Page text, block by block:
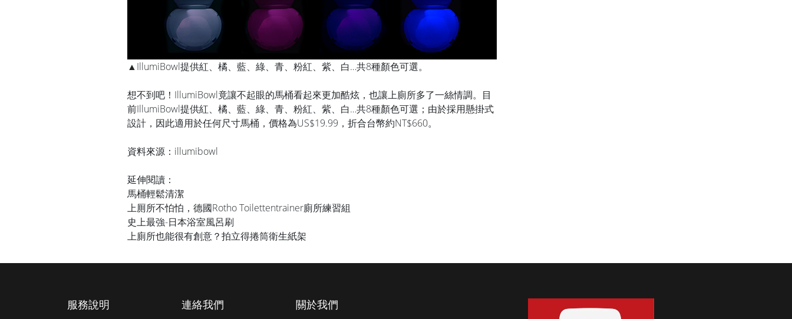
▲IllumiBowl提供紅、橘、藍、綠、青、粉紅、紫、白…共8種顏色可選。
想不到吧！IllumiBowl竟讓不起眼的馬桶看起來更加酷炫，也讓上廁所多了一絲情調。目
前IllumiBowl提供紅、橘、藍、綠、青、粉紅、紫、白…共8種顏色可選；由於採用懸掛式
設計，因此適用於任何尺寸馬桶，價格為US$19.99，折合台幣約NT$660。
資料來源： illumibowl
延伸閱讀：
馬桶輕鬆清潔
上厠所不怕怕，德國Rotho Toilettentrainer廁所練習組
史上最強-日本浴室風呂刷
上廁所也能很有創意？拍立得捲筒衛生紙架
服務說明 連絡我們 關於我們